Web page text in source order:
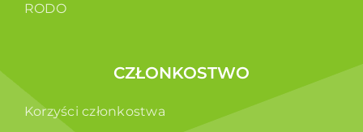
RODO
CZŁONKOSTWO
Korzyści członkostwa